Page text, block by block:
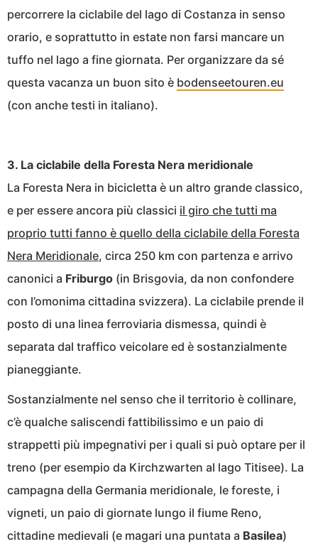
percorrere la ciclabile del lago di Costanza in senso
orario, e soprattutto in estate non farsi mancare un
tuffo nel lago a fine giornata. Per organizzare da sé
questa vacanza un buon sito è bodenseetouren.eu
(con anche testi in italiano).
3. La ciclabile della Foresta Nera meridionale
La Foresta Nera in bicicletta è un altro grande classico,
e per essere ancora più classici il giro che tutti ma
proprio tutti fanno è quello della ciclabile della Foresta
Nera Meridionale, circa 250 km con partenza e arrivo
canonici a Friburgo (in Brisgovia, da non confondere
con l’omonima cittadina svizzera). La ciclabile prende il
posto di una linea ferroviaria dismessa, quindi è
separata dal traffico veicolare ed è sostanzialmente
pianeggiante.
Sostanzialmente nel senso che il territorio è collinare,
c’è qualche saliscendi fattibilissimo e un paio di
strappetti più impegnativi per i quali si può optare per il
treno (per esempio da Kirchzwarten al lago Titisee). La
campagna della Germania meridionale, le foreste, i
vigneti, un paio di giornate lungo il fiume Reno,
cittadine medievali (e magari una puntata a Basilea)